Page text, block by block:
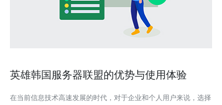
英雄韩国服务器联盟的优势与使用体验
在当前信息技术高速发展的时代，对于企业和个人用户来说，选择